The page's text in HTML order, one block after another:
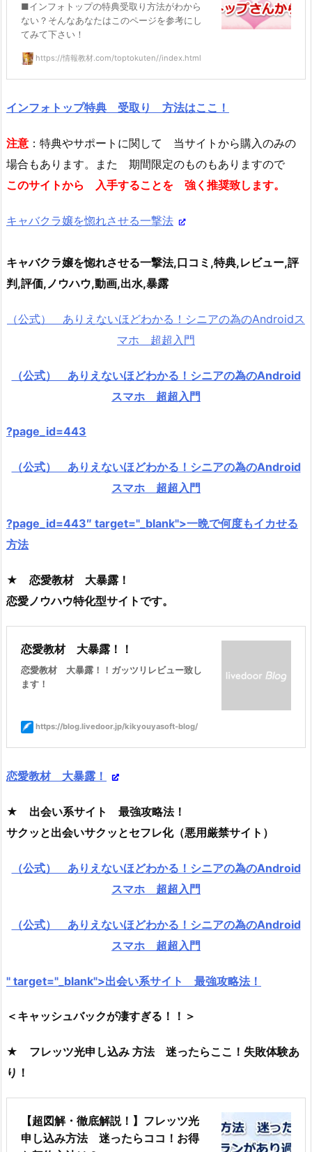
■インフォトップの特典受取り方法がわから
ない？そんなあなたはこのページを参考にし
てみて下さい！
https://情報教材.com/toptokuten//index.html
インフォトップ特典 受取り 方法はここ！
注意 ：特典やサポートに関して 当サイトから購入のみの
場合もあります。また 期間限定のものもありますので
このサイトから 入手することを 強く推奨致します。
キャバクラ嬢を惚れさせる一撃法
キャバクラ嬢を惚れさせる一撃法,口コミ,特典,レビュー,評
判,評価,ノウハウ,動画,出水,暴露
（公式） ありえないほどわかる！シニアの為のAndroidス
マホ 超超入門
（公式） ありえないほどわかる！シニアの為のAndroid
スマホ 超超入門
?page_id=443
（公式） ありえないほどわかる！シニアの為のAndroid
スマホ 超超入門
?page_id=443″ target="_blank">一晩で何度もイカせる
方法
★ 恋愛教材 大暴露！
恋愛ノウハウ特化型サイトです。
恋愛教材 大暴露！！
恋愛教材 大暴露！！ガッツリレビュー致し
ます！
https://blog.livedoor.jp/kikyouyasoft-blog/
恋愛教材 大暴露！
★ 出会い系サイト 最強攻略法！
サクッと出会いサクッとセフレ化（悪用厳禁サイト）
（公式） ありえないほどわかる！シニアの為のAndroid
スマホ 超超入門
（公式） ありえないほどわかる！シニアの為のAndroid
スマホ 超超入門
" target="_blank">出会い系サイト 最強攻略法！
＜キャッシュバックが凄すぎる！！＞
★ フレッツ光申し込み 方法 迷ったらここ！失敗体験あ
り！
【超図解・徹底解説！】フレッツ光
申し込み方法 迷ったらココ！お得